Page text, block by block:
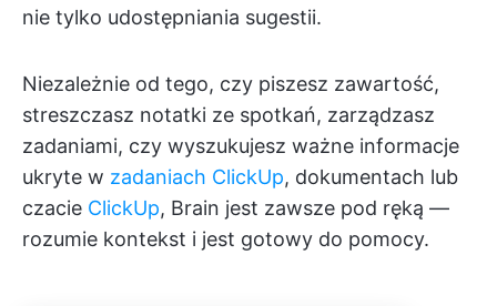
nie tylko udostępniania sugestii.
Niezależnie od tego, czy piszesz zawartość,
streszczasz notatki ze spotkań, zarządzasz
zadaniami, czy wyszukujesz ważne informacje
ukryte w zadaniach ClickUp, dokumentach lub
czacie ClickUp, Brain jest zawsze pod ręką —
rozumie kontekst i jest gotowy do pomocy.